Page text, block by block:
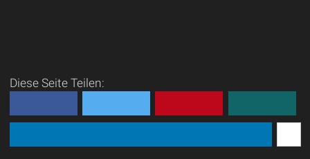
Diese Seite Teilen: